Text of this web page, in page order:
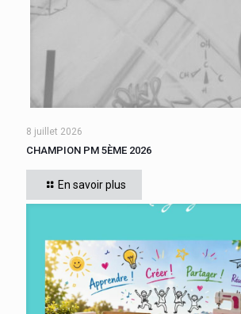
Cette année, tous les élèves de 5ème du
affrontés. Six finalistes se sont disputé le
« Le compte est bon PM
8 juillet 2026
CHAMPION PM 5ÈME 2026
En savoir plus